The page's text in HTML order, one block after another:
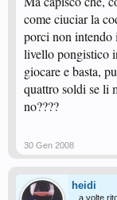
come ciuciar la
porci non intendo
livello pongistico
giocare e basta,
quattro soldi se li
no????
30 Gen 2008
heidi
...a volte